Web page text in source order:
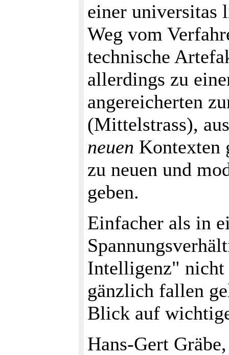
einer universitas
Weg vom
technische
allerdings zu
angereicherten
(Mittelstrass),
neuen Kontexten
zu neuen und
geben.
Einfacher als in
Intelligenz" nicht
gänzlich fallen
Blick auf
Hans-Gert